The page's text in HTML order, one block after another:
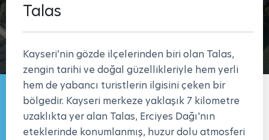
Talas
Kayseri’nin gözde ilçelerinden biri olan Talas,
zengin tarihi ve doğal güzellikleriyle hem yerli
hem de yabancı turistlerin ilgisini çeken bir
bölgedir. Kayseri merkeze yaklaşık 7 kilometre
uzaklıkta yer alan Talas, Erciyes Dağı'nın
eteklerinde konumlanmış, huzur dolu atmosferi